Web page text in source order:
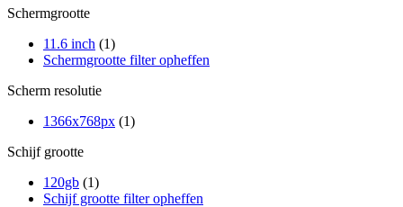
Schermgrootte
11.6 inch (1)
Schermgrootte filter opheffen
Scherm resolutie
1366x768px (1)
Schijf grootte
120gb (1)
Schijf grootte filter opheffen